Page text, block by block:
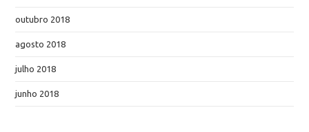
outubro 2018
agosto 2018
julho 2018
junho 2018